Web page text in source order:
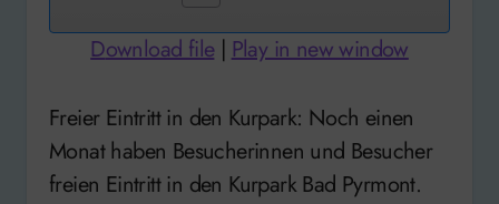
10
Seconds
Forward
Download file| Play in new window
Freier Eintritt in den Kurpark: Noch einen
Monat haben Besucherinnen und Besucher
freien Eintritt in den Kurpark Bad Pyrmont.